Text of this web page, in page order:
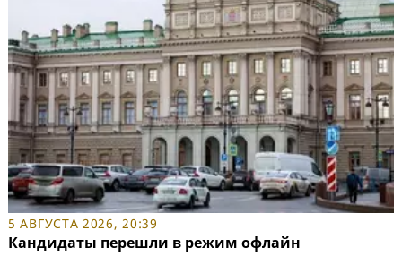
5 АВГУСТА 2026, 20:39
Кандидаты перешли в режим офлайн